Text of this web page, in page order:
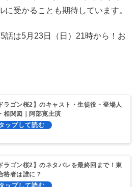
に受かることも期待しています。
話は5月23日（日）21時から！お
ラゴン桜2】のキャスト・生徒役・登場人
相関図｜阿部寛主演
ラゴン桜2】のネタバレを最終回まで！東
格者は誰に？